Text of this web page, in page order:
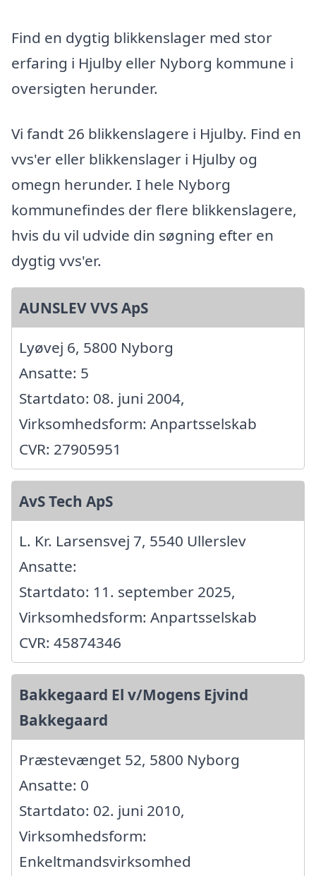
Find en dygtig blikkenslager med stor
erfaring i Hjulby eller Nyborg kommune i
oversigten herunder.
Vi fandt 26 blikkenslagere i Hjulby. Find en
vvs'er eller blikkenslager i Hjulby og
omegn herunder. I hele Nyborg
kommunefindes der flere blikkenslagere,
hvis du vil udvide din søgning efter en
dygtig vvs'er.
AUNSLEV VVS ApS
Lyøvej 6, 5800 Nyborg
Ansatte: 5
Startdato: 08. juni 2004,
Virksomhedsform: Anpartsselskab
CVR: 27905951
AvS Tech ApS
L. Kr. Larsensvej 7, 5540 Ullerslev
Ansatte:
Startdato: 11. september 2025,
Virksomhedsform: Anpartsselskab
CVR: 45874346
Bakkegaard El v/Mogens Ejvind
Bakkegaard
Præstevænget 52, 5800 Nyborg
Ansatte: 0
Startdato: 02. juni 2010,
Virksomhedsform:
Enkeltmandsvirksomhed